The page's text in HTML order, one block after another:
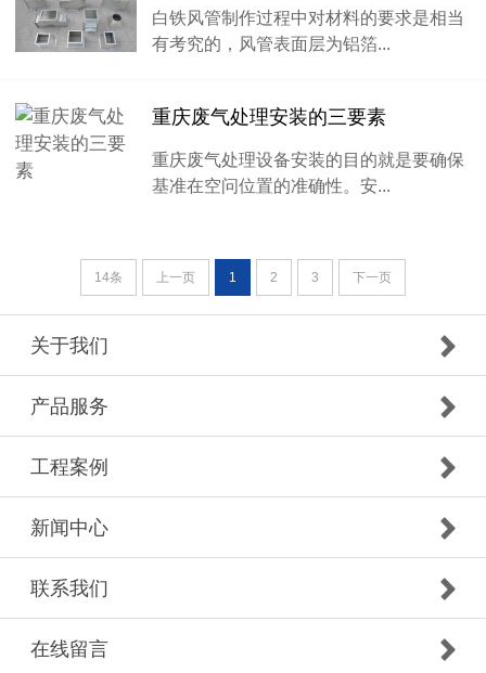
白铁风管制作过程中对材料的要求是相当
有考究的，风管表面层为铝箔...
重庆废气处理安装的三要素
重庆废气处理设备安装的目的就是要确保
基准在空问位置的准确性。安...
14条 上一页 1 2 3 下一页
关于我们
产品服务
工程案例
新闻中心
联系我们
在线留言